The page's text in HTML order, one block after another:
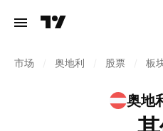
市场 奥地利 股票 板
奥地